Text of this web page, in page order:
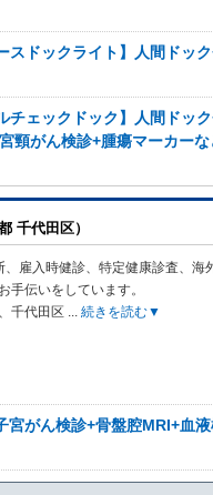
スドックライト】人間ドッ
チェックドック】人間ドッ
頸がん検診+腫瘍マーカー
千代田区）
雇入時健診、特定健康診査、海
手伝いをしています。
千代田区 ... 続きを読む▼
宮がん検診+骨盤腔MRI+血